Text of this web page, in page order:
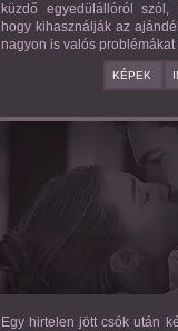
küzdő egyedülállóról
hogy kihasználják az
nagyon is valós
KÉPEK
THE
Egy hirtelen jött csók után